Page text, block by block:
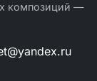
композиций —